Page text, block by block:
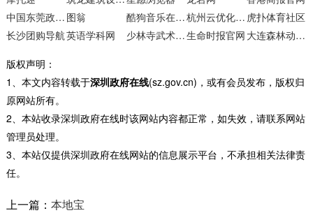
中国东莞政府门户网站 图翁 酷狗音乐在线播放器 杭州云优化信息技术 虎扑体育社区
长沙团购导航英语学科网 少林寺武术馆旅游网站生命时报官网 大连森林动物园
版权声明：
1、本文内容转载于深圳政府在线(sz.gov.cn)，或有会员发布，版权归
原网站所有。
2、本站收录深圳政府在线时该网站内容都正常，如失效，请联系网站
管理员处理。
3、本站仅提供深圳政府在线网站的信息展示平台，不承担相关法律责
任。
上一篇： 本地宝